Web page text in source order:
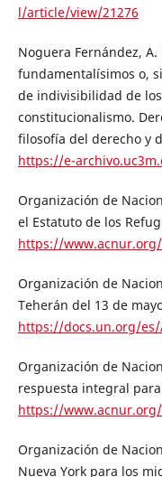
l/article/view/21276
Noguera Fernández,
fundamentalísimos o,
de indivisibilidad de
constitucionalismo.
filosofía del derecho y
https://e-
Organización de
el Estatuto de los
https://
Organización de
Teherán del 13 de
https://docs.un.org/es/
Organización de
respuesta integral
https://
Organización de
Nueva York para los